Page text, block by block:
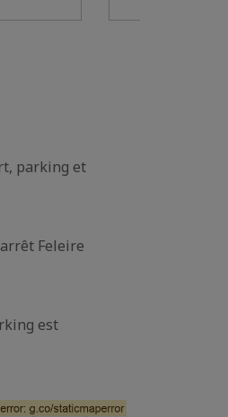
parking et
Feleire
est